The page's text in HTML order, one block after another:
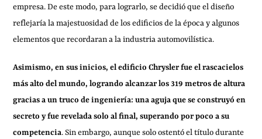
empresa. De este modo, para lograrlo, se decidió que el diseño
reflejaría la majestuosidad de los edificios de la época y algunos
elementos que recordaran a la industria automovilística.
Asimismo, en sus inicios, el edificio Chrysler fue el rascacielos
más alto del mundo, logrando alcanzar los 319 metros de altura
gracias a un truco de ingeniería: una aguja que se construyó en
secreto y fue revelada solo al final, superando por poco a su
competencia. Sin embargo, aunque solo ostentó el título durante